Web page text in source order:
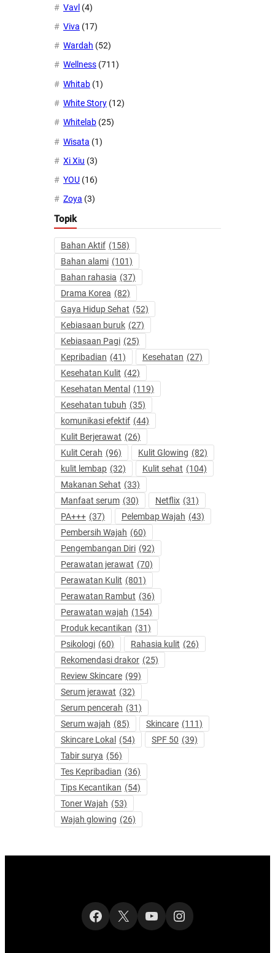
Vavl (4)
Viva (17)
Wardah (52)
Wellness (711)
Whitab (1)
White Story (12)
Whitelab (25)
Wisata (1)
Xi Xiu (3)
YOU (16)
Zoya (3)
Topik
Bahan Aktif (158)
Bahan alami (101)
Bahan rahasia (37)
Drama Korea (82)
Gaya Hidup Sehat (52)
Kebiasaan buruk (27)
Kebiasaan Pagi (25)
Kepribadian (41) Kesehatan (27)
Kesehatan Kulit (42)
Kesehatan Mental
(119)
Kesehatan tubuh (35)
komunikasi efektif (44)
Kulit Berjerawat (26)
Kulit Cerah (96) Kulit Glowing (82)
kulit lembap (32) Kulit sehat (104)
Makanan Sehat (33)
Manfaat serum (30) Netflix (31)
PA+++ (37) Pelembap Wajah (43)
Pembersih Wajah (60)
Pengembangan Diri (92)
Perawatan jerawat (70)
Perawatan Kulit (801)
Perawatan Rambut (36)
Perawatan wajah (154)
Produk kecantikan (31)
Psikologi (60) Rahasia kulit (26)
Rekomendasi drakor (25)
Review Skincare (99)
Serum jerawat (32)
Serum pencerah (31)
Serum wajah (85) Skincare (111)
Skincare Lokal
(54) SPF 50 (39)
Tabir surya (56)
Tes Kepribadian (36)
Tips Kecantikan (54)
Toner Wajah (53)
Wajah glowing (26)
Facebook
X YouTubeInstagram